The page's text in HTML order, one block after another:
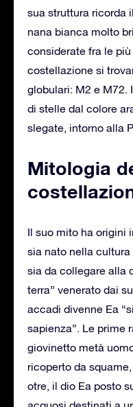
sua struttura ricorda
nana bianca molto
considerate fra le
costellazione si
globulari: M2 e M72.
di stelle dal colore
slegate, intorno alla
Mitologia
Il suo mito ha origini
sia nato nella
sia da collegare alla
terra” venerato dai
accadi divenne Ea
sapienza”. Le prime
giovinetto metà
ricoperto da
otre, il dio Ea posto